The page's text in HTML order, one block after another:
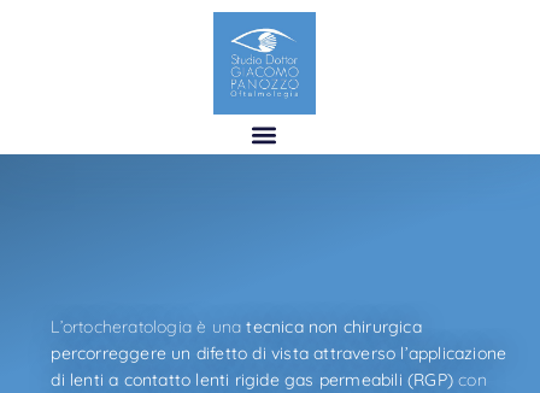
L’ortocheratologia è unatecnica non chirurgica
percorreggere un difetto di vista attraverso l’applicazione
di lenti a contatto lenti rigide gas permeabili (RGP) con